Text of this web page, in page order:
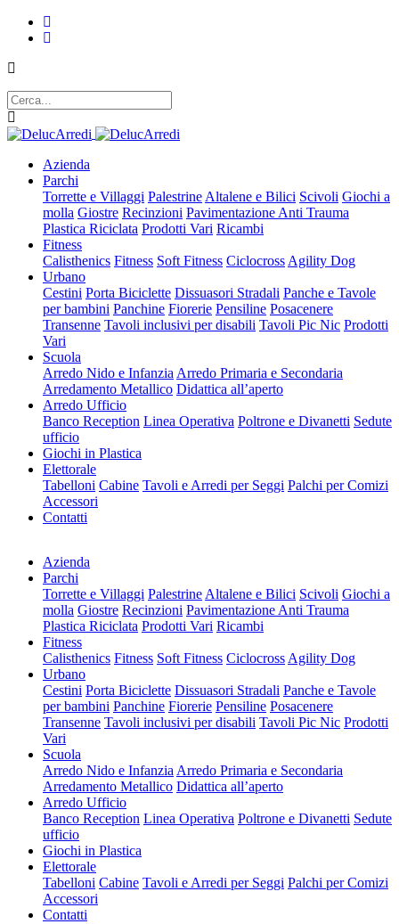
Azienda
Parchi
Torrette e Villaggi Palestrine Altalene e Bilici Scivoli Giochi a
molla Giostre Recinzioni Pavimentazione Anti Trauma
Plastica Riciclata Prodotti Vari Ricambi
Fitness
Calisthenics Fitness Soft Fitness Ciclocross Agility Dog
Urbano
Cestini Porta Biciclette Dissuasori Stradali Panche e Tavole
per bambini Panchine Fiorerie Pensiline Posacenere
Transenne Tavoli inclusivi per disabili Tavoli Pic Nic Prodotti
Vari
Scuola
Arredo Nido e Infanzia Arredo Primaria e Secondaria
Arredamento Metallico Didattica all’aperto
Arredo Ufficio
Banco Reception Linea Operativa Poltrone e Divanetti Sedute
ufficio
Giochi in Plastica
Elettorale
Tabelloni Cabine Tavoli e Arredi per Seggi Palchi per Comizi
Accessori
Contatti
Azienda
Parchi
Torrette e Villaggi Palestrine Altalene e Bilici Scivoli Giochi a
molla Giostre Recinzioni Pavimentazione Anti Trauma
Plastica Riciclata Prodotti Vari Ricambi
Fitness
Calisthenics Fitness Soft Fitness Ciclocross Agility Dog
Urbano
Cestini Porta Biciclette Dissuasori Stradali Panche e Tavole
per bambini Panchine Fiorerie Pensiline Posacenere
Transenne Tavoli inclusivi per disabili Tavoli Pic Nic Prodotti
Vari
Scuola
Arredo Nido e Infanzia Arredo Primaria e Secondaria
Arredamento Metallico Didattica all’aperto
Arredo Ufficio
Banco Reception Linea Operativa Poltrone e Divanetti Sedute
ufficio
Giochi in Plastica
Elettorale
Tabelloni Cabine Tavoli e Arredi per Seggi Palchi per Comizi
Accessori
Contatti